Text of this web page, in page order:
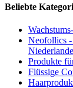
Beliebte
Neofollics -
Produkte
Flüssige